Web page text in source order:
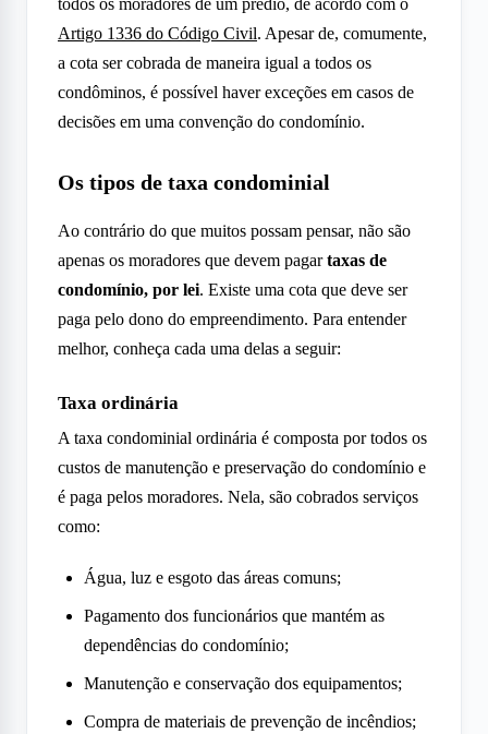
todos os moradores de um prédio, de acordo com o
Artigo 1336 do Código Civil. Apesar de, comumente,
a cota ser cobrada de maneira igual a todos os
condôminos, é possível haver exceções em casos de
decisões em uma convenção do condomínio.
Os tipos de taxa condominial
Ao contrário do que muitos possam pensar, não são
apenas os moradores que devem pagartaxas de
condomínio, por lei. Existe uma cota que deve ser
paga pelo dono do empreendimento. Para entender
melhor, conheça cada uma delas a seguir:
Taxa ordinária
A taxa condominial ordinária é composta por todos os
custos de manutenção e preservação do condomínio e
é paga pelos moradores. Nela, são cobrados serviços
como:
Água, luz e esgoto das áreas comuns;
Pagamento dos funcionários que mantém as
dependências do condomínio;
Manutenção e conservação dos equipamentos;
Compra de materiais de prevenção de incêndios;